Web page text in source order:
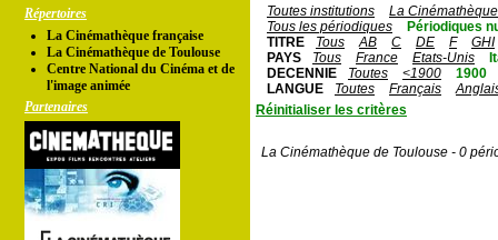
Répertoires
La Cinémathèque française
La Cinémathèque de Toulouse
Centre National du Cinéma et de
l'image animée
Partenaires
Toutes institutions
La
Tous les périodiques
Périodiques
TITRE
Tous AB C DE F
GHI
PAYS
Tous France Etats-Unis
DECENNIE
Toutes <1900
1900
LANGUE
Toutes Français
Réinitialiser les critères
La Cinémathèque de Toulouse - 0